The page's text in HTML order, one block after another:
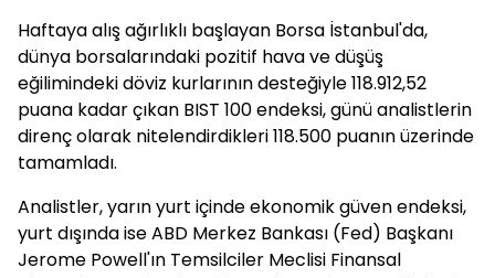
Haftaya alış ağırlıklı başlayan Borsa İstanbul'da,
dünya borsalarındaki pozitif hava ve düşüş
eğilimindeki döviz kurlarının desteğiyle 118.912,52
puana kadar çıkan BIST 100 endeksi, günü analistlerin
direnç olarak nitelendirdikleri 118.500 puanın üzerinde
tamamladı.
Analistler, yarın yurt içinde ekonomik güven endeksi,
yurt dışında ise ABD Merkez Bankası (Fed) Başkanı
Jerome Powell'ın Temsilciler Meclisi Finansal